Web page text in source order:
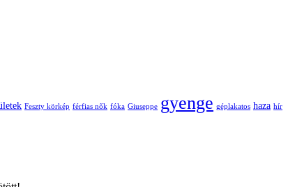
Feszty körkép férfias nők fóka Giuseppe gyenge géplakatos haza hír